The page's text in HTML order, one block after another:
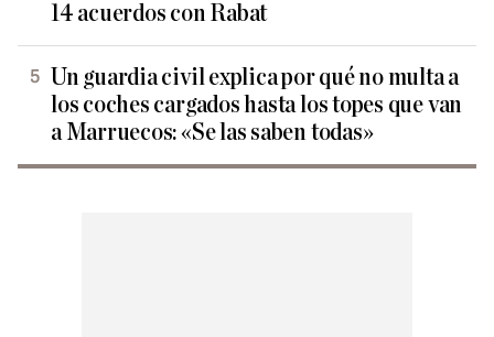
14 acuerdos con Rabat
Un guardia civil explica por qué no multa a
los coches cargados hasta los topes que van
a Marruecos: «Se las saben todas»